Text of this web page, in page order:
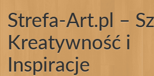
treściStrefa-Art.pl –
Kreatywność i
Inspiracje